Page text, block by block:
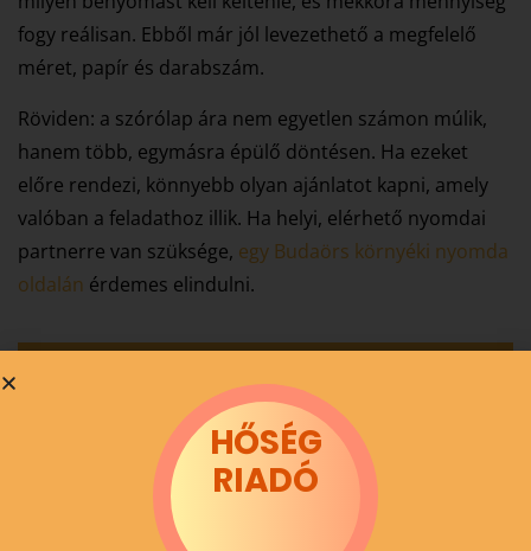
fogy reálisan. Ebből már jól levezethető a megfelelő
méret, papír és darabszám.
Röviden: a szórólap ára nem egyetlen számon múlik,
hanem több, egymásra épülő döntésen. Ha ezeket
előre rendezi, könnyebb olyan ajánlatot kapni, amely
valóban a feladathoz illik. Ha helyi, elérhető nyomdai
partnerre van szüksége, egy Budaörs környéki nyomda
oldalán érdemes elindulni.
Miben lehetünk a segítségére?
Vegye fel velünk a kapcsolatot, és mi biztosan
megtaláljuk az önnek leginkább megfelelő
nyomdai megoldásokat.
ugyfelszolgalat@colornyomda.hu
HŐSÉG
RIADÓ